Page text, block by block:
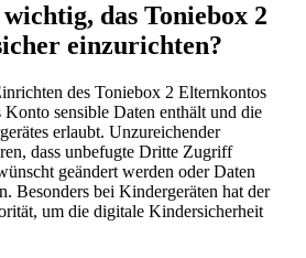
das Toniebox 2
einzurichten?
des Toniebox 2 Elternkontos
Konto sensible Daten enthält und die
erlaubt. Unzureichender
dass unbefugte Dritte Zugriff
geändert werden oder Daten
Besonders bei Kindergeräten hat der
um die digitale Kindersicherheit